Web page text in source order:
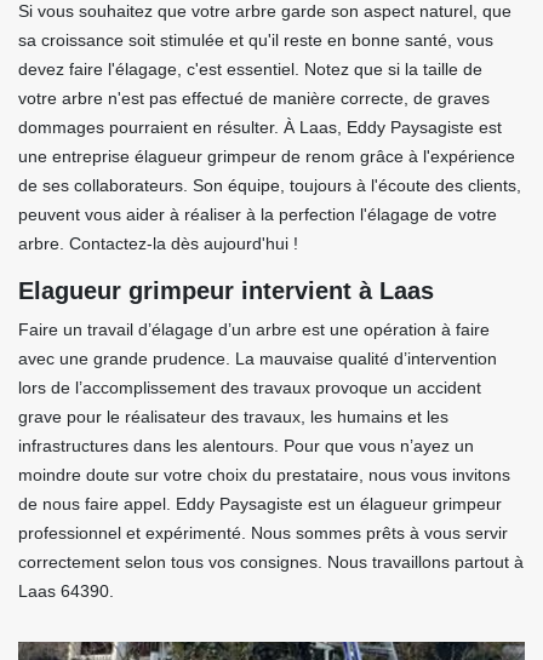
Si vous souhaitez que votre arbre garde son aspect naturel, que
sa croissance soit stimulée et qu'il reste en bonne santé, vous
devez faire l'élagage, c'est essentiel. Notez que si la taille de
votre arbre n'est pas effectué de manière correcte, de graves
dommages pourraient en résulter. À Laas, Eddy Paysagiste est
une entreprise élagueur grimpeur de renom grâce à l'expérience
de ses collaborateurs. Son équipe, toujours à l'écoute des clients,
peuvent vous aider à réaliser à la perfection l'élagage de votre
arbre. Contactez-la dès aujourd'hui !
Elagueur grimpeur intervient à Laas
Faire un travail d’élagage d’un arbre est une opération à faire
avec une grande prudence. La mauvaise qualité d’intervention
lors de l’accomplissement des travaux provoque un accident
grave pour le réalisateur des travaux, les humains et les
infrastructures dans les alentours. Pour que vous n’ayez un
moindre doute sur votre choix du prestataire, nous vous invitons
de nous faire appel. Eddy Paysagiste est un élagueur grimpeur
professionnel et expérimenté. Nous sommes prêts à vous servir
correctement selon tous vos consignes. Nous travaillons partout à
Laas 64390.